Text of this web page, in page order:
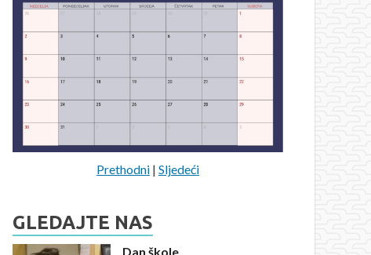
Prethodni |Sljedeći
GLEDAJTE NAS
Dan škole